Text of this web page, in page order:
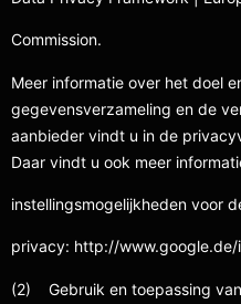
Commission.
Meer informatie over het doel
gegevensverzameling en de
aanbieder vindt u in de
Daar vindt u ook meer
instellingsmogelijkheden voor
privacy: http://
(2) Gebruik en toepassing van